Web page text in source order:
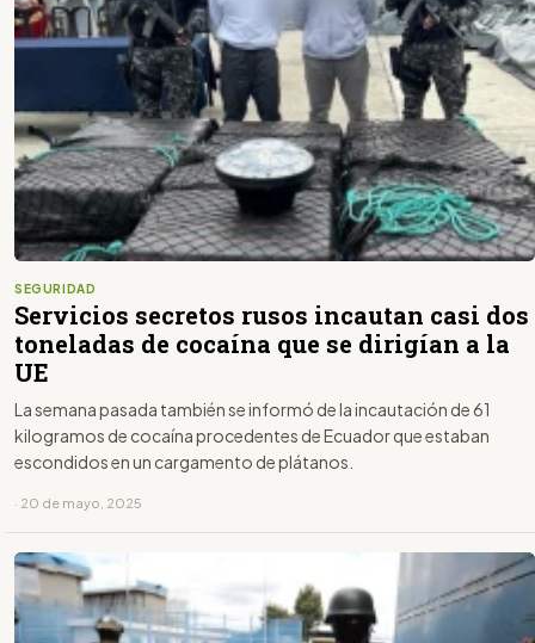
SEGURIDAD
Servicios secretos rusos incautan casi dos
toneladas de cocaína que se dirigían a la
UE
La semana pasada también se informó de la incautación de 61
kilogramos de cocaína procedentes de Ecuador que estaban
escondidos en un cargamento de plátanos.
· 20 de mayo, 2025